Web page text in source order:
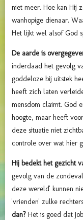
niet meer. Hoe kan Hij
wanhopige dienaar.
Het lijkt wel alsof God
De aarde is
inderdaad het gevolg
goddeloze bij uitstek
heeft zich laten
mensdom claimt. God
hoogte, maar heeft
deze situatie niet
controle over wat hier
Hij bedekt het gezicht
gevolg van de
deze wereld' kunnen
'vrienden' zulke
dan? Het is goed dat